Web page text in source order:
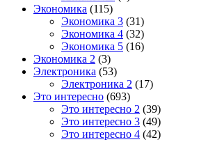
Экономика (115)
Экономика 3 (31)
Экономика 4 (32)
Экономика 5 (16)
Экономика 2 (3)
Электроника (53)
Электроника 2 (17)
Это интересно (693)
Это интересно 2 (39)
Это интересно 3 (49)
Это интересно 4 (42)